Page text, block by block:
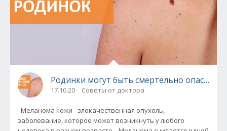
Родинки могут быть смертельно
17.10.20 Советы от доктора
Меланома кожи - злокачественная опухоль,
заболевание, которое может возникнуть у любого